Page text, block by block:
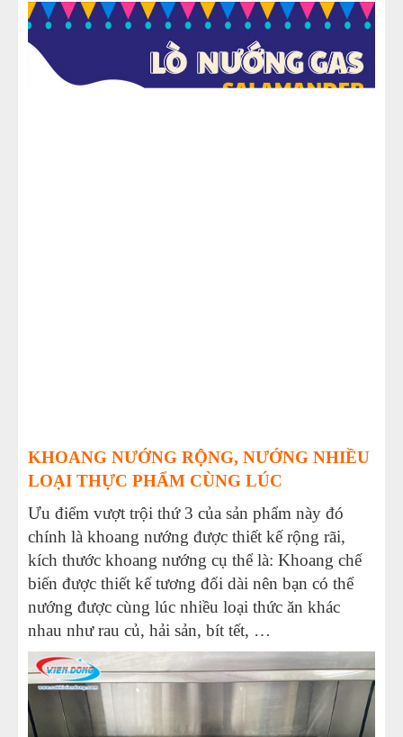
KHOANG NƯỚNG RỘNG, NƯỚNG NHIỀU
LOẠI THỰC PHẨM CÙNG LÚC
Ưu điểm vượt trội thứ 3 của sản phẩm này đó
chính là khoang nướng được thiết kế rộng rãi,
kích thước khoang nướng cụ thể là: Khoang chế
biến được thiết kế tương đối dài nên bạn có thể
nướng được cùng lúc nhiều loại thức ăn khác
nhau như rau củ, hải sản, bít tết, …